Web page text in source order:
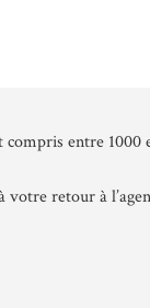
entre
retour à